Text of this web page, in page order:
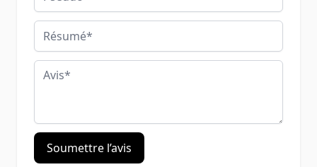
Résumé
Avis
Soumettre l’avis